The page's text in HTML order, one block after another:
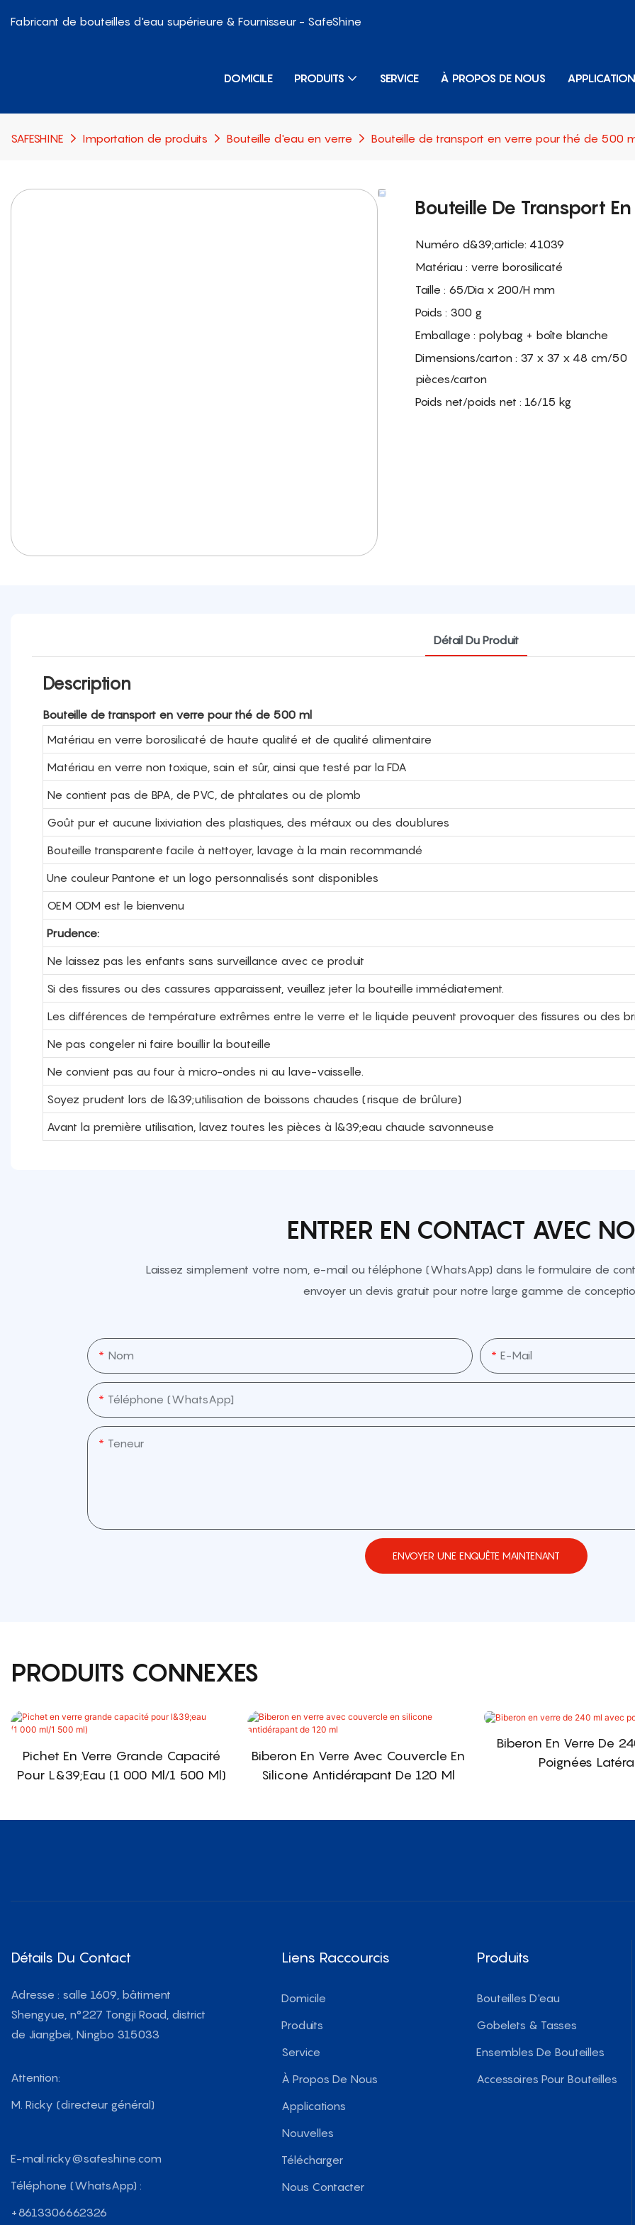
Fabricant de bouteilles d'eau supérieure & Fournisseur - SafeShine
DOMICILE PRODUITS SERVICE À PROPOS DE NOUS
SAFESHINE Importation de produits Bouteille d'eau en verre Bouteille de transport en verre pour thé de 500
Bouteille De Transport
Numéro d&39;article: 41039
Matériau : verre borosilicaté
Taille : 65/Dia x 200/H mm
Poids : 300 g
Emballage : polybag + boîte blanche
Dimensions/carton : 37 x 37 x 48 cm/50
pièces/carton
Poids net/poids net : 16/15 kg
Détail Du Produit
Description
Bouteille de transport en verre pour thé de 500 ml
Matériau en verre borosilicaté de haute qualité et de qualité alimentaire
Matériau en verre non toxique, sain et sûr, ainsi que testé par la FDA
Ne contient pas de BPA, de PVC, de phtalates ou de plomb
Goût pur et aucune lixiviation des plastiques, des métaux ou des doublures
Bouteille transparente facile à nettoyer, lavage à la main recommandé
Une couleur Pantone et un logo personnalisés sont disponibles
OEM ODM est le bienvenu
Prudence:
Ne laissez pas les enfants sans surveillance avec ce produit
Si des fissures ou des cassures apparaissent, veuillez jeter la bouteille immédiatement.
Les différences de température extrêmes entre le verre et le liquide peuvent provoquer des fissures ou des
Ne pas congeler ni faire bouillir la bouteille
Ne convient pas au four à micro-ondes ni au lave-vaisselle.
Soyez prudent lors de l&39;utilisation de boissons chaudes (risque de brûlure)
Avant la première utilisation, lavez toutes les pièces à l&39;eau chaude savonneuse
ENTRER EN CONTACT AVEC
Laissez simplement votre nom, e-mail ou téléphone (WhatsApp) dans le formulaire de
envoyer un devis gratuit pour notre large gamme de
Nom E-Mail
Téléphone (WhatsApp]
Teneur
ENVOYER UNE ENQUÊTE MAINTENANT
PRODUITS CONNEXES
Pichet En Verre Grande Capacité
Pour L&39;eau (1 000 Ml/1 500 Ml)
Biberon En Verre Avec Couvercle En
Silicone Antidérapant De 120 Ml
Biberon En Verre De
Poignées
Détails Du Contact
Adresse : salle 1609, bâtiment
Shengyue, n°227 Tongji Road, district
de Jiangbei, Ningbo 315033
Attention:
M. Ricky (directeur général)
E-mail:ricky@safeshine.com
Téléphone (WhatsApp) :
+8613306662326
Liens Raccourcis
Domicile
Produits
Service
À Propos De Nous
Applications
Nouvelles
Télécharger
Nous Contacter
Produits
Bouteilles D'eau
Gobelets & Tasses
Ensembles De Bouteilles
Accessoires Pour Bouteilles